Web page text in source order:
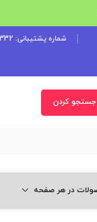
شماره پشتیبانی: 09191076332
جستجو کردن